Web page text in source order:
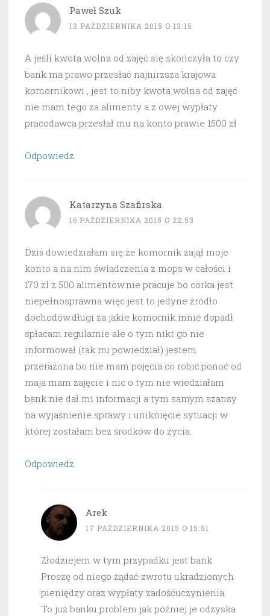
Paweł Szuk
13 PAŹDZIERNIKA 2015 O 13:15
A jeśli kwota wolna od zajęć się skończyła to czy
bank ma prawo przesłać najnirzsza krajowa
komornikowi , jest to niby kwota wolna od zajęć
nie mam tego za alimenty a z owej wypłaty
pracodawca przesłał mu na konto prawie 1500 zł
Odpowiedz
Katarzyna Szafirska
16 PAŹDZIERNIKA 2015 O 22:53
Dziś dowiedziałam się że komornik zajął moje
konto a na nim świadczenia z mops w całości i
170 zl z 500 alimentów.nie pracuje bo córka jest
niepełnosprawna więc jest to jedyne źródło
dochodów.długi za jakie komornik mnie dopadł
spłacam regularnie ale o tym nikt go nie
informował (tak mi powiedział) jestem
przerażona bo nie mam pojęcia co robić.ponoć od
maja mam zajęcie i nic o tym nie wiedziałam
bank nie dał mi informacji a tym samym szansy
na wyjaśnienie sprawy i uniknięcie sytuacji w
której zostałam bez środków do życia.
Odpowiedz
Arek
17 PAŹDZIERNIKA 2015 O 15:51
Złodziejem w tym przypadku jest bank.
Proszę od niego żądać zwrotu ukradzionych
pieniędzy oraz wypłaty zadośćuczynienia.
To już banku problem jak później je odzyska